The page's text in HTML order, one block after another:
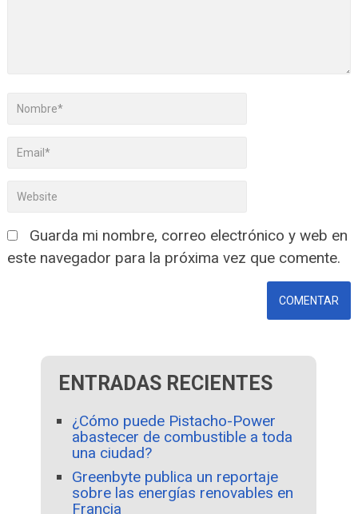
Guarda mi nombre, correo electrónico y web en
este navegador para la próxima vez que comente.
ENTRADAS RECIENTES
¿Cómo puede Pistacho-Power
abastecer de combustible a toda
una ciudad?
Greenbyte publica un reportaje
sobre las energías renovables en
Francia